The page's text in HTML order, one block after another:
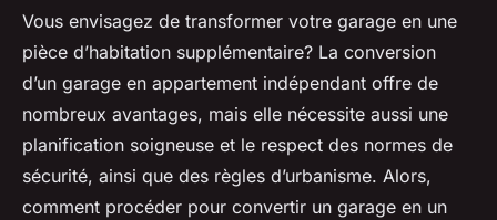
Comment convertir un garage
en un appartement
indépendant tout en
respectant les normes de
sécurité?
Vous envisagez de transformer votre garage en une
pièce d’habitation supplémentaire? La conversion
d’un garage en appartement indépendant offre de
nombreux avantages, mais elle nécessite aussi une
planification soigneuse et le respect des normes de
sécurité, ainsi que des règles d’urbanisme. Alors,
comment procéder pour convertir un garage en un